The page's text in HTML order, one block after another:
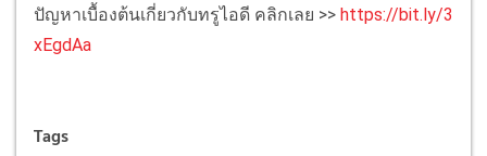
ปัญหาเบื้องต้นเกี่ยวกับทรูไอดี คลิกเลย >> https://bit.ly/3
xEgdAa
Tags